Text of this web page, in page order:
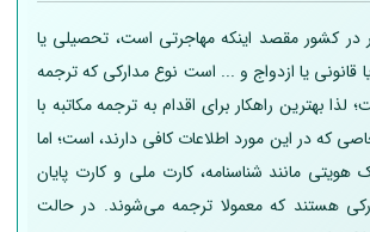
کشور مقصد اینکه مهاجرتی است، تحصیلی یا
قانونی یا ازدواج و ... است نوع مدارکی که ترجمه
بهترین راهکار برای اقدام به ترجمه مکاتبه با
که در این مورد اطلاعات کافی دارند، است؛ اما
مانند شناسنامه، کارت ملی و کارت پایان
هستند که معمولا ترجمه می‌شوند. در حالت